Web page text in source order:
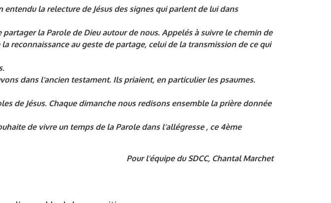
la relecture de Jésus des signes qui parlent de lui dans
la Parole de Dieu autour de nous. Appelés à suivre le chemin de
reconnaissance au geste de partage, celui de la transmission de ce qui
dans l’ancien testament. Ils priaient, en particulier les psaumes.
de Jésus. Chaque dimanche nous redisons ensemble la prière donnée
de vivre un temps de la Parole dans l’allégresse , ce 4ème
Pour l’équipe du SDCC, Chantal Marchet